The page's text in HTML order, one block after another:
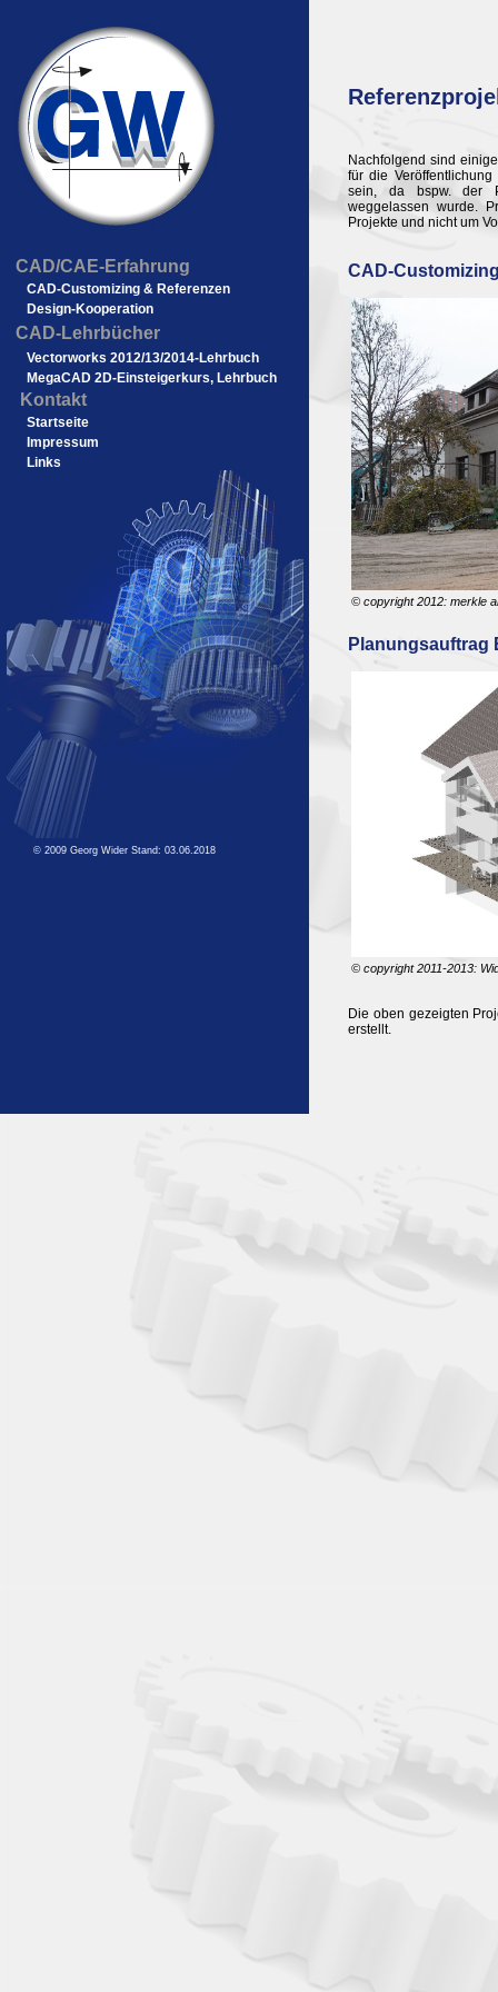
CAD/CAE-Erfahrung
CAD-Customizing & Referenzen
Design-Kooperation
CAD-Lehrbücher
Vectorworks 2012/13/2014-Lehrbuch
MegaCAD 2D-Einsteigerkurs, Lehrbuch
Kontakt
Startseite
Impressum
Links
© 2009 Georg Wider Stand: 03.06.2018
Nachfolgend sind
für die
sein, da bspw. der
weggelassen wurde.
Projekte und nicht um
CAD-
© copyright 2012: merkle
Planungsauftrag
© copyright 2011-2013:
Die oben gezeigten
erstellt.